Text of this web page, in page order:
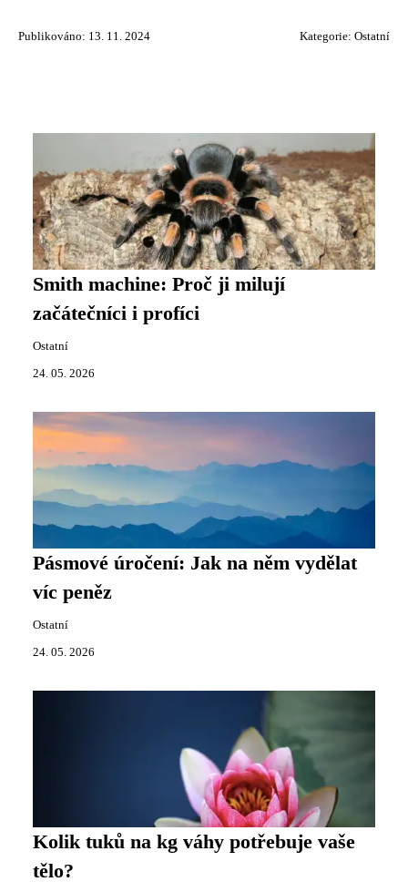
Publikováno: 13. 11. 2024 Kategorie: Ostatní
Smith machine: Proč ji milují
začátečníci i profíci
Ostatní
24. 05. 2026
Pásmové úročení: Jak na něm vydělat
víc peněz
Ostatní
24. 05. 2026
Kolik tuků na kg váhy potřebuje vaše
tělo?